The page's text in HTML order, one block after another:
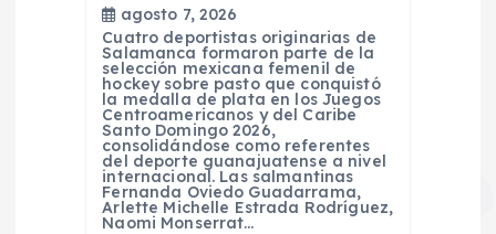
agosto 7, 2026
Cuatro deportistas originarias de
Salamanca formaron parte de la
selección mexicana femenil de
hockey sobre pasto que conquistó
la medalla de plata en los Juegos
Centroamericanos y del Caribe
Santo Domingo 2026,
consolidándose como referentes
del deporte guanajuatense a nivel
internacional. Las salmantinas
Fernanda Oviedo Guadarrama,
Arlette Michelle Estrada Rodríguez,
Naomi Monserrat…